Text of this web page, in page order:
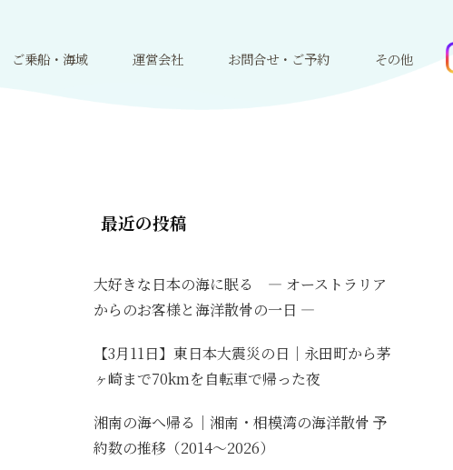
ご乗船・海域 運営会社 お問合せ・ご予約 その他
最近の投稿
大好きな日本の海に眠る ― オーストラリア
からのお客様と海洋散骨の一日 ―
【3月11日】東日本大震災の日｜永田町から茅
ヶ崎まで70kmを自転車で帰った夜
湘南の海へ帰る｜湘南・相模湾の海洋散骨 予
約数の推移（2014〜2026）